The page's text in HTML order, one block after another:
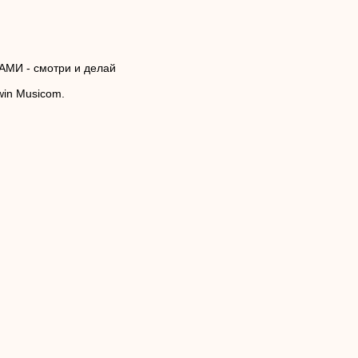
- смотри и делай
Musicom.